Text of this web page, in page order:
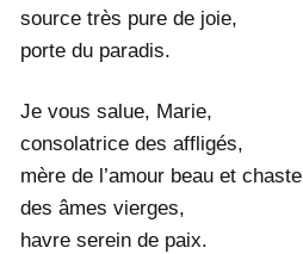
source très pure de joie,
porte du paradis.
Je vous salue, Marie,
consolatrice des affligés,
mère de l’amour beau et chaste
des âmes vierges,
havre serein de paix.